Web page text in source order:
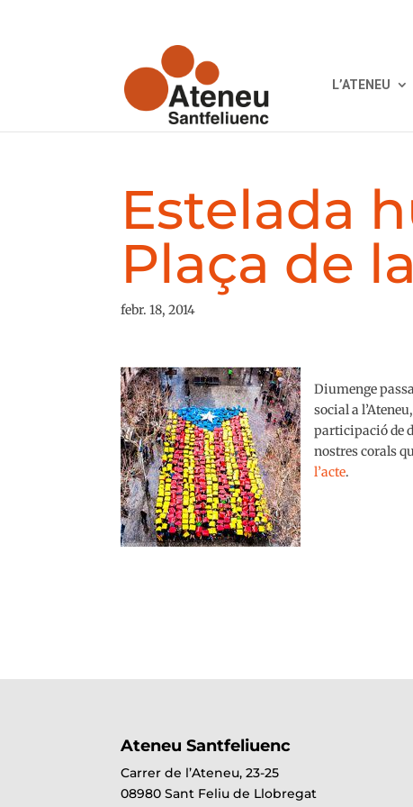
L’ATENEU
Estelada
Plaça de
febr. 18, 2014
Diumenge
social a
participació de
nostres corals
l’acte.
Ateneu Santfeliuenc
Carrer de l’Ateneu, 23-25
08980 Sant Feliu de Llobregat